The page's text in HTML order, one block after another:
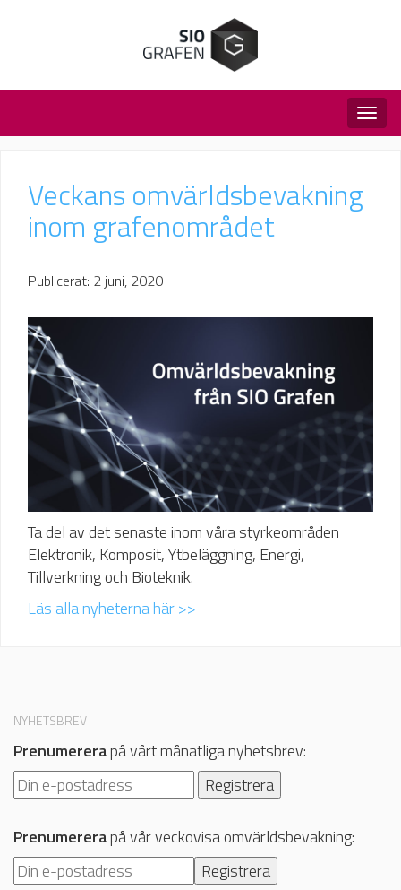
Veckans omvärldsbevakning
inom grafenområdet
Publicerat: 2 juni, 2020
Ta del av det senaste inom våra styrkeområden
Elektronik, Komposit, Ytbeläggning, Energi,
Tillverkning och Bioteknik.
Läs alla nyheterna här >>
NYHETSBREV
Prenumererapå vårt månatliga nyhetsbrev:
Prenumererapå vår veckovisa omvärldsbevakning: